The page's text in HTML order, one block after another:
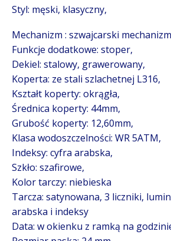
Styl: męski, klasyczny,
Mechanizm : szwajcarski
Funkcje dodatkowe: stoper,
Dekiel: stalowy, grawerowany,
Koperta: ze stali szlachetnej L316,
Kształt koperty: okrągła,
Średnica koperty: 44mm,
Grubość koperty: 12,60mm,
Klasa wodoszczelności: WR 5ATM,
Indeksy: cyfra arabska,
Szkło: szafirowe,
Kolor tarczy: niebieska
Tarcza: satynowana, 3 liczniki,
arabska i indeksy
Data: w okienku z ramką na